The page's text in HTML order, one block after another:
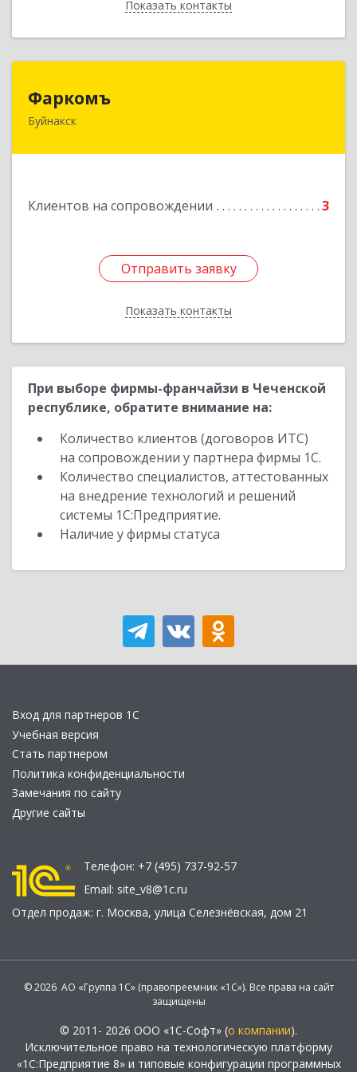
Показать контакты
Назад
Фаркомъ
Буйнакск
Клиентов на сопровождении 3
Отправить заявку
Показать контакты
Отправить заявку
Назад
При выборе фирмы-франчайзи в Чеченской
республике, обратите внимание на:
Количество клиентов (договоров ИТС)
на сопровождении у партнера фирмы 1С.
Количество специалистов, аттестованных
на внедрение технологий и решений
системы 1С:Предприятие.
Наличие у фирмы статуса
Вход для партнеров 1С
Учебная версия
Стать партнером
Политика конфиденциальности
Замечания по сайту
Другие сайты
Телефон: +7 (495) 737-92-57
Email: site_v8@1c.ru
Отдел продаж: г. Москва, улица Селезнёвская, дом 21
© 2026 АО «Группа 1С» (правопреемник «1С»). Все права на сайт
защищены
© 2011- 2026 ООО «1С-Софт» (о компании).
Исключительное право на технологическую платформу
«1С:Предприятие 8» и типовые конфигурации программных